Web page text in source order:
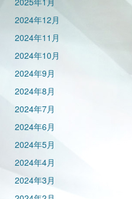
2024年12月
2024年11月
2024年10月
2024年9月
2024年8月
2024年7月
2024年6月
2024年5月
2024年4月
2024年3月